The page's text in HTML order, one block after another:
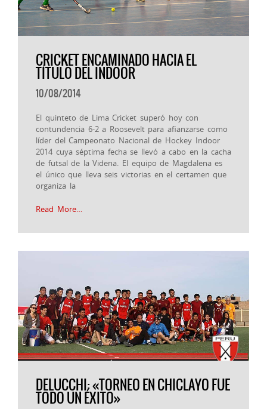
CRICKET ENCAMINADO HACIA EL
TÍTULO DEL INDOOR
10/08/2014
El quinteto de Lima Cricket superó hoy con
contundencia 6-2 a Roosevelt para afianzarse como
líder del Campeonato Nacional de Hockey Indoor
2014 cuya séptima fecha se llevó a cabo en la cacha
de futsal de la Videna. El equipo de Magdalena es
el único que lleva seis victorias en el certamen que
organiza la
Read More…
DELUCCHI: «TORNEO EN CHICLAYO FUE
TODO UN ÉXITO»